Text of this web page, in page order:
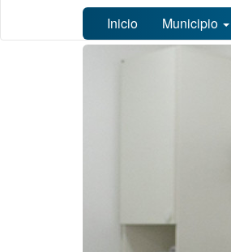
Inicio Municipio
Contenido